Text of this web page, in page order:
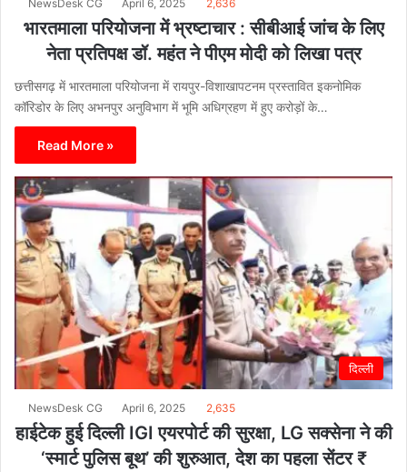
NewsDesk CG April 6, 2025 2,636
भारतमाला परियोजना में भ्रष्टाचार : सीबीआई जांच के लिए
नेता प्रतिपक्ष डॉ. महंत ने पीएम मोदी को लिखा पत्र
छत्तीसगढ़ में भारतमाला परियोजना में रायपुर-विशाखापटनम प्रस्तावित इकनोमिक
कॉरिडोर के लिए अभनपुर अनुविभाग में भूमि अधिग्रहण में हुए करोड़ों के…
Read More »
दिल्ली
NewsDesk CG April 6, 2025 2,635
हाईटेक हुई दिल्ली IGI एयरपोर्ट की सुरक्षा, LG सक्सेना ने की
‘स्मार्ट पुलिस बूथ’ की शुरुआत, देश का पहला सेंटर ₹